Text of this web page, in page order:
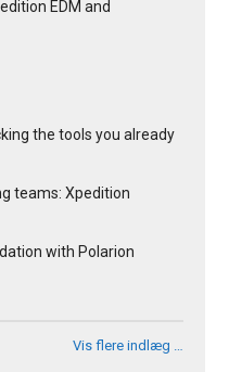
EDM and
the tools you already
teams: Xpedition
with Polarion
Vis flere indlæg …